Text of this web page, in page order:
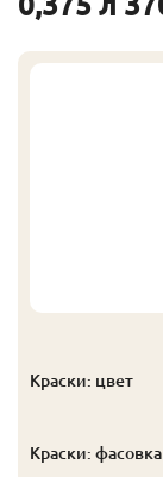
Краски: цвет
Краски: фасовка